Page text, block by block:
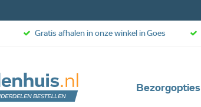
Bezorgopties
Gratis afhalen in onze winkel in Goes